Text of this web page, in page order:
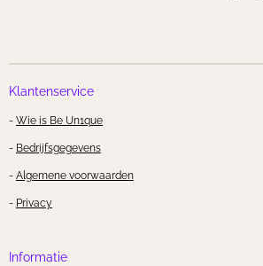
Klantenservice
- Wie is Be Un1que
- Bedrijfsgegevens
- Algemene voorwaarden
- Privacy
Informatie